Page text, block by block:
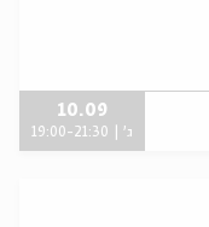
10.09
ג' | 19:00-21:30